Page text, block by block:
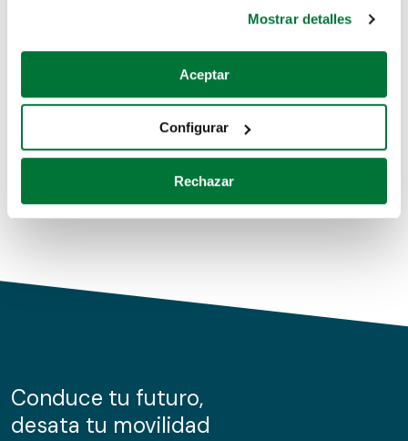
Si lo permite, también quisiéramos:
Recopilar información sobre su ubicación geográfica
Identificar su dispositivo analizándolo activamente
para buscar características específicas (huellas
Obtenga más información sobre cómo se procesan sus
de cookies.
información sobre el uso que haga del sitio web con
nuestros partners de redes sociales, publicidad y análisis
Mostrar detalles
Aceptar
Configurar
Rechazar
Coches de segunda mano
Coches de km0
Conduce tu futuro,
desata tu movilidad